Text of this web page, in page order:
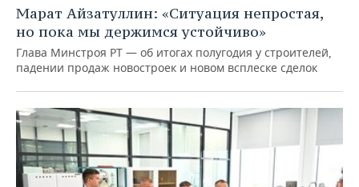
Марат Айзатуллин: «Ситуация непростая,
но пока мы держимся устойчиво»
Глава Минстроя РТ — об итогах полугодия у строителей,
падении продаж новостроек и новом всплеске сделок